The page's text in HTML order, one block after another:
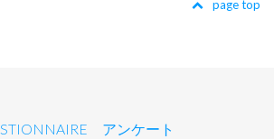
page top
アンケート